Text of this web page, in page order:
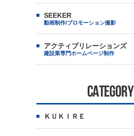
SEEKER
動画制作/プロモーション撮影
アクティブリレーションズ
建設業専門ホームページ制作
CATEGORY
ＫＵＫＩＲＥ